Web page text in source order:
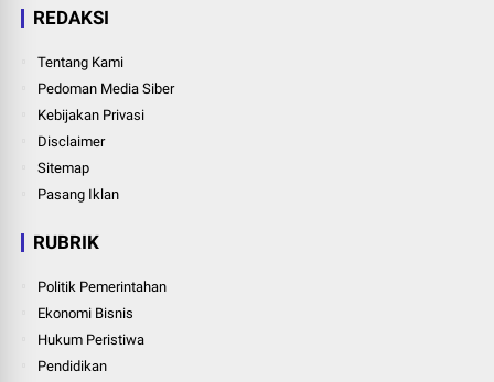
REDAKSI
Tentang Kami
Pedoman Media Siber
Kebijakan Privasi
Disclaimer
Sitemap
Pasang Iklan
RUBRIK
Politik Pemerintahan
Ekonomi Bisnis
Hukum Peristiwa
Pendidikan